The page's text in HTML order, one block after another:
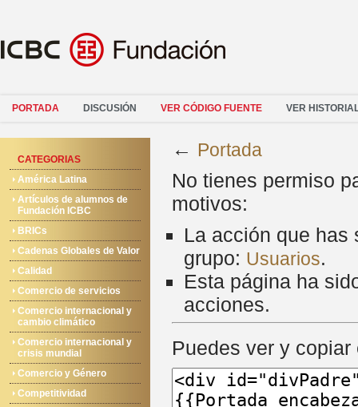
PORTADA DISCUSIÓN VER CÓDIGO FUENTE VER
CATEGORIAS
América Latina
Artículos de alumnos de
Fundación ICBC
BRICs
Cadenas Globales de Valor
Calidad
Comercio de servicios
Comercio internacional y
cambio climático
Comercio internacional y
crisis mundial
Comercio y Género
Competitividad
← Portada
No tienes permiso
motivos:
La acción que has
grupo: Usuarios.
Esta página ha
acciones.
Puedes ver y